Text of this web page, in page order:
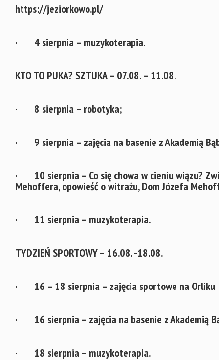
https://jeziorkowo.pl/
· 4 sierpnia – muzykoterapia.
KTO TO PUKA? SZTUKA – 07.08. – 11.08.
· 8 sierpnia – robotyka;
· 9 sierpnia – zajęcia na basenie z Akademią
· 10 sierpnia – Co się chowa w cieniu wiązu?
Mehoffera, opowieść o witrażu, Dom Józefa
· 11 sierpnia – muzykoterapia.
TYDZIEŃ SPORTOWY – 16.08. -18.08.
· 16 – 18 sierpnia – zajęcia sportowe na Orliku
· 16 sierpnia – zajęcia na basenie z Akademią
· 18 sierpnia – muzykoterapia.